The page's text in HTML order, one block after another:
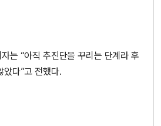
는 “아직 추진단을 꾸리는 단계라 후
았다”고 전했다.